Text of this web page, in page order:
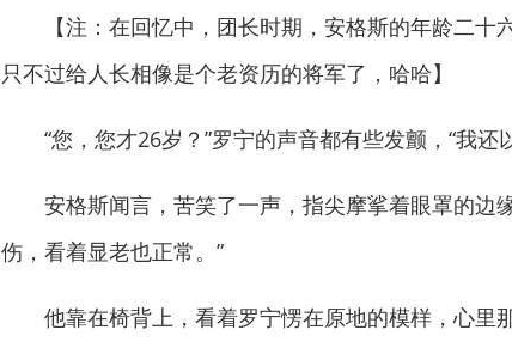
【注：在回忆中，团长时期，安格斯的年龄二十
只不过给人长相像是个老资历的将军了，哈哈】
“您，您才26岁？”罗宁的声音都有些发颤，“我还
安格斯闻言，苦笑了一声，指尖摩挲着眼罩的边
伤，看着显老也正常。”
他靠在椅背上，看着罗宁愣在原地的模样，心里那